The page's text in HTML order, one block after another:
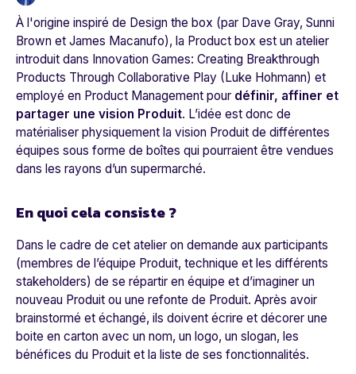
À l'origine inspiré de Design the box (par Dave Gray, Sunni
Brown et James Macanufo), la Product box est un atelier
introduit dans Innovation Games: Creating Breakthrough
Products Through Collaborative Play (Luke Hohmann) et
employé en Product Management pour définir, affiner et
partager une vision Produit. L’idée est donc de
matérialiser physiquement la vision Produit de différentes
équipes sous forme de boîtes qui pourraient être vendues
dans les rayons d’un supermarché.
En quoi cela consiste ?
Dans le cadre de cet atelier on demande aux participants
(membres de l’équipe Produit, technique et les différents
stakeholders) de se répartir en équipe et d’imaginer un
nouveau Produit ou une refonte de Produit. Après avoir
brainstormé et échangé, ils doivent écrire et décorer une
boite en carton avec un nom, un logo, un slogan, les
bénéfices du Produit et la liste de ses fonctionnalités.